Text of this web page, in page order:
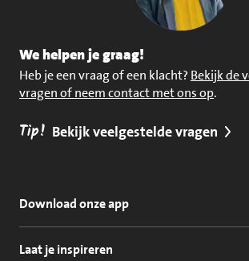
We helpen je graag!
Heb je een vraag of een klacht? Bekijk de
vragen of neem contact met ons op.
Tip! Bekijk veelgestelde vragen
Download onze app
Laat je inspireren